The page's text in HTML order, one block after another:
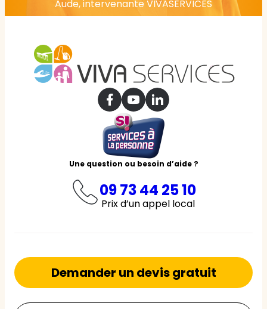
Aude, intervenante VIVASERVICES
Une question ou besoin d’aide ?
09 73 44 25 10
Prix d’un appel local
Demander un devis gratuit